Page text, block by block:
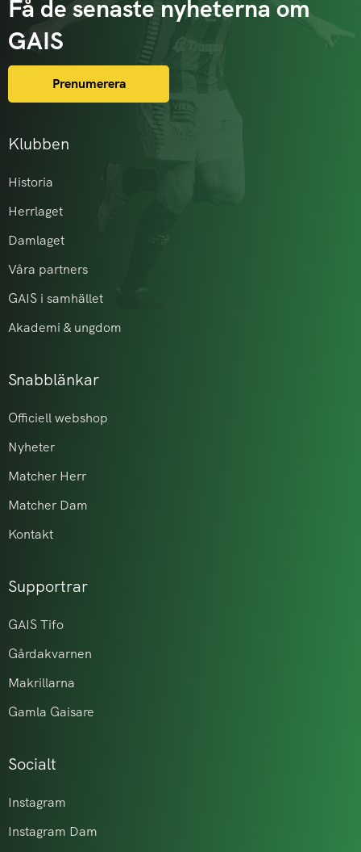
Klubben
Historia
Herrlaget
Damlaget
Våra partners
GAIS i samhället
Akademi & ungdom
Snabblänkar
Officiell webshop
Nyheter
Matcher Herr
Matcher Dam
Kontakt
Supportrar
GAIS Tifo
Gårdakvarnen
Makrillarna
Gamla Gaisare
Socialt
Instagram
Instagram Dam
Få de senaste nyheterna om
GAIS
Prenumerera